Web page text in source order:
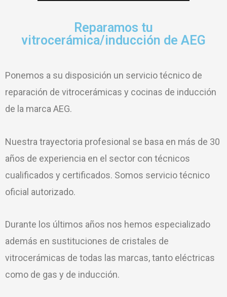
Reparamos tu
vitrocerámica/inducción de AEG
Ponemos a su disposición un servicio técnico de
reparación de vitrocerámicas y cocinas de inducción
de la marca AEG.
Nuestra trayectoria profesional se basa en más de 30
años de experiencia en el sector con técnicos
cualificados y certificados. Somos servicio técnico
oficial autorizado.
Durante los últimos años nos hemos especializado
además en sustituciones de cristales de
vitrocerámicas de todas las marcas, tanto eléctricas
como de gas y de inducción.